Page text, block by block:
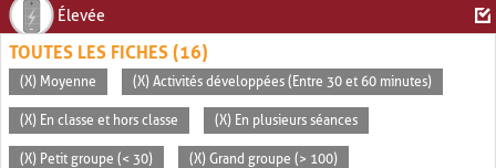
Élevée
TOUTES LES FICHES (16)
(X) Moyenne (X) Activités développées (Entre 30 et 60 minutes)
(X) En classe et hors classe (X) En plusieurs séances
(X) Petit groupe (< 30) (X) Grand groupe (> 100)